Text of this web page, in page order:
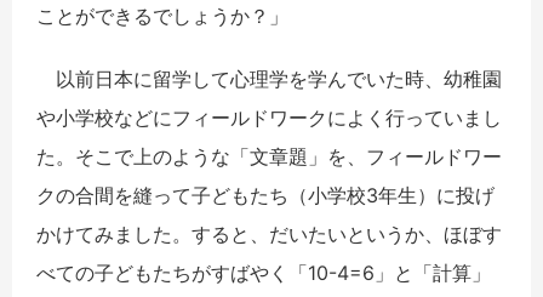
ことができるでしょうか？」
以前日本に留学して心理学を学んでいた時、幼稚園
や小学校などにフィールドワークによく行っていまし
た。そこで上のような「文章題」を、フィールドワー
クの合間を縫って子どもたち（小学校3年生）に投げ
かけてみました。すると、だいたいというか、ほぼす
べての子どもたちがすばやく「10-4=6」と「計算」